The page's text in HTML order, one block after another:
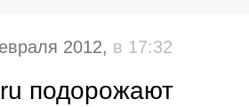
2012, в 17:32
подорожают